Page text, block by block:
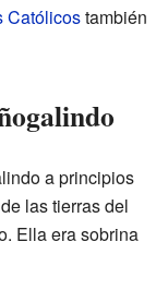
Católicostambién
a principios
las tierras del
Ella era sobrina